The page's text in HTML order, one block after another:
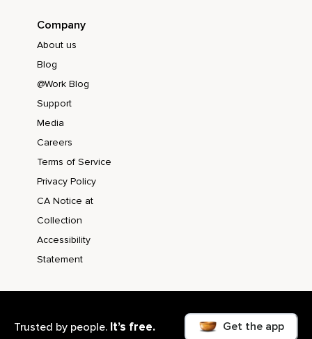
Lösen sich,
Lösen alle Anspannungen ins Schlaf auf.
Entspannt,
Deine Unterarme sind ganz weich,
Ganz entspannt.
Jede Zelle darf sich lösen.
Deine Muskeln dürfen von deinen Knochen hängen,
Einfach nur herabhängen.
Entspannt.
Trusted by people. It’s free. Get the app
Company
About us
Blog
@Work Blog
Support
Media
Careers
Terms of Service
Privacy Policy
CA Notice at
Collection
Accessibility
Statement